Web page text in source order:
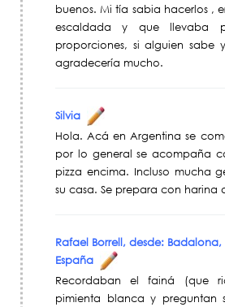
buenos. Mi tía sabia hacerlos ,
escaldada y que llevaba
proporciones, si alguien sabe
agradecería mucho.
Silvia
Hola. Acá en Argentina se
por lo general se acompaña
pizza encima. Incluso mucha
su casa. Se prepara con harina
Rafael Borrell, desde: Badalona,
España
Recordaban el fainá (que
pimienta blanca y preguntan